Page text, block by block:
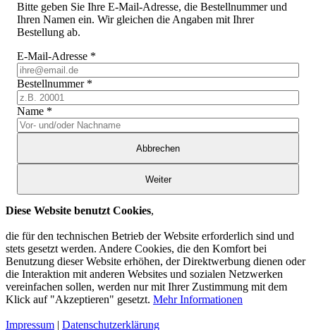
Bitte geben Sie Ihre E-Mail-Adresse, die Bestellnummer und
Ihren Namen ein. Wir gleichen die Angaben mit Ihrer
Bestellung ab.
E-Mail-Adresse *
Bestellnummer *
Name *
Abbrechen
Weiter
Diese Website benutzt Cookies,
die für den technischen Betrieb der Website erforderlich sind und
stets gesetzt werden. Andere Cookies, die den Komfort bei
Benutzung dieser Website erhöhen, der Direktwerbung dienen oder
die Interaktion mit anderen Websites und sozialen Netzwerken
vereinfachen sollen, werden nur mit Ihrer Zustimmung mit dem
Klick auf "Akzeptieren" gesetzt. Mehr Informationen
Impressum | Datenschutzerklärung